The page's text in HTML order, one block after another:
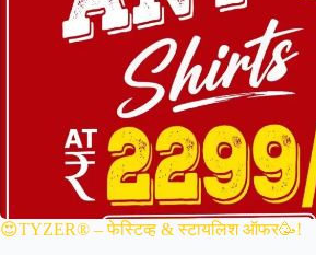
😍TYZER® – फेस्टिव्ह & स्टायलिश ऑफर🥳!